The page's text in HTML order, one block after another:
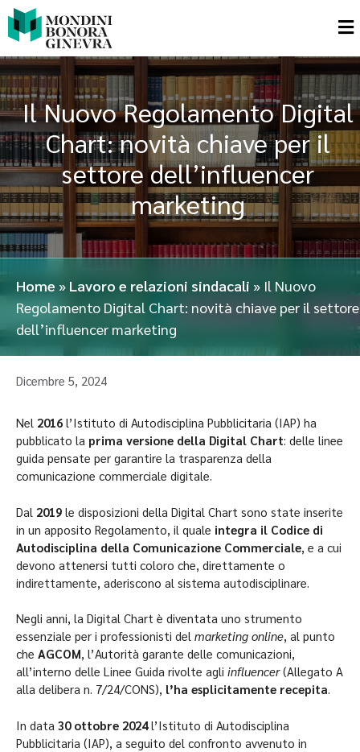
Il Nuovo Regolamento Digital
Chart: novità chiave per il
settore dell’influencer
marketing
Home » Lavoro e relazioni sindacali » Il Nuovo
Regolamento Digital Chart: novità chiave per il settore
dell’influencer marketing
Dicembre 5, 2024
Nel 2016 l’Istituto di Autodisciplina Pubblicitaria (IAP) ha
pubblicato la prima versione della Digital Chart: delle linee
guida pensate per garantire la trasparenza della
comunicazione commerciale digitale.
Dal 2019 le disposizioni della Digital Chart sono state inserite
in un apposito Regolamento, il quale integra il Codice di
Autodisciplina della Comunicazione Commerciale , e a cui
devono attenersi tutti coloro che, direttamente o
indirettamente, aderiscono al sistema autodisciplinare.
Negli anni, la Digital Chart è diventata uno strumento
essenziale per i professionisti del marketing online, al punto
che AGCOM, l’Autorità garante delle comunicazioni,
all’interno delle Linee Guida rivolte agli influencer(Allegato A
alla delibera n. 7/24/CONS), l’ha esplicitamente recepita.
In data 30 ottobre 2024l’Istituto di Autodisciplina
Pubblicitaria (IAP), a seguito del confronto avvenuto in